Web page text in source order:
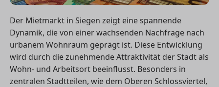
Der Mietmarkt in Siegen zeigt eine spannende
Dynamik, die von einer wachsenden Nachfrage nach
urbanem Wohnraum geprägt ist. Diese Entwicklung
wird durch die zunehmende Attraktivität der Stadt als
Wohn- und Arbeitsort beeinflusst. Besonders in
zentralen Stadtteilen, wie dem Oberen Schlossviertel,